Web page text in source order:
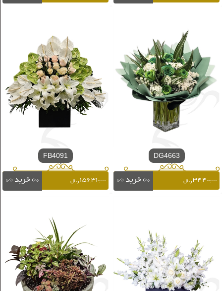
DG4663
۳۴,۴۰۰,۰۰۰ریال
FB4091
۱۵۶,۳۱۰,۰۰۰ریال